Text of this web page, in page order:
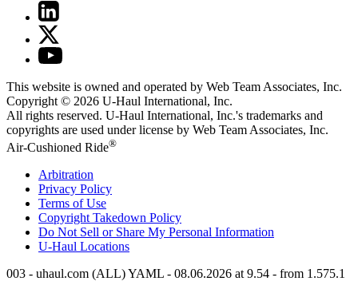
This website is owned and operated by Web Team Associates, Inc.
Copyright © 2026 U-Haul International, Inc.
All rights reserved. U-Haul International, Inc.'s trademarks and
copyrights are used under license by Web Team Associates, Inc.
Air-Cushioned Ride®
Arbitration
Privacy Policy
Terms of Use
Copyright Takedown Policy
Do Not Sell or Share My Personal Information
U-Haul Locations
003 - uhaul.com (ALL) YAML - 08.06.2026 at 9.54 - from 1.575.1